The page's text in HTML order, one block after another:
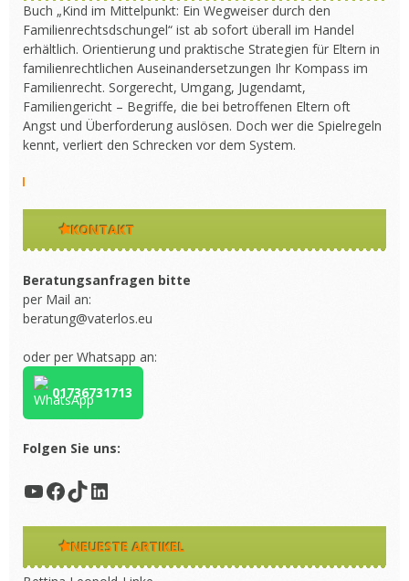
Buch „Kind im Mittelpunkt: Ein Wegweiser durch den
Familienrechtsdschungel“ ist ab sofort überall im Handel
erhältlich. Orientierung und praktische Strategien für Eltern in
familienrechtlichen Auseinandersetzungen Ihr Kompass im
Familienrecht. Sorgerecht, Umgang, Jugendamt,
Familiengericht – Begriffe, die bei betroffenen Eltern oft
Angst und Überforderung auslösen. Doch wer die Spielregeln
kennt, verliert den Schrecken vor dem System.
KONTAKT
Beratungsanfragen bitte
per Mail an:
beratung@vaterlos.eu
oder per Whatsapp an:
01736731713
Folgen Sie uns:
YouTube
Facebook
TikTok
LinkedIn
NEUESTE ARTIKEL